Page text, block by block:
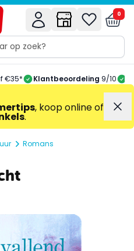
0
€35* Klantbeoordeling 9/10
, koop online of
.
Romans